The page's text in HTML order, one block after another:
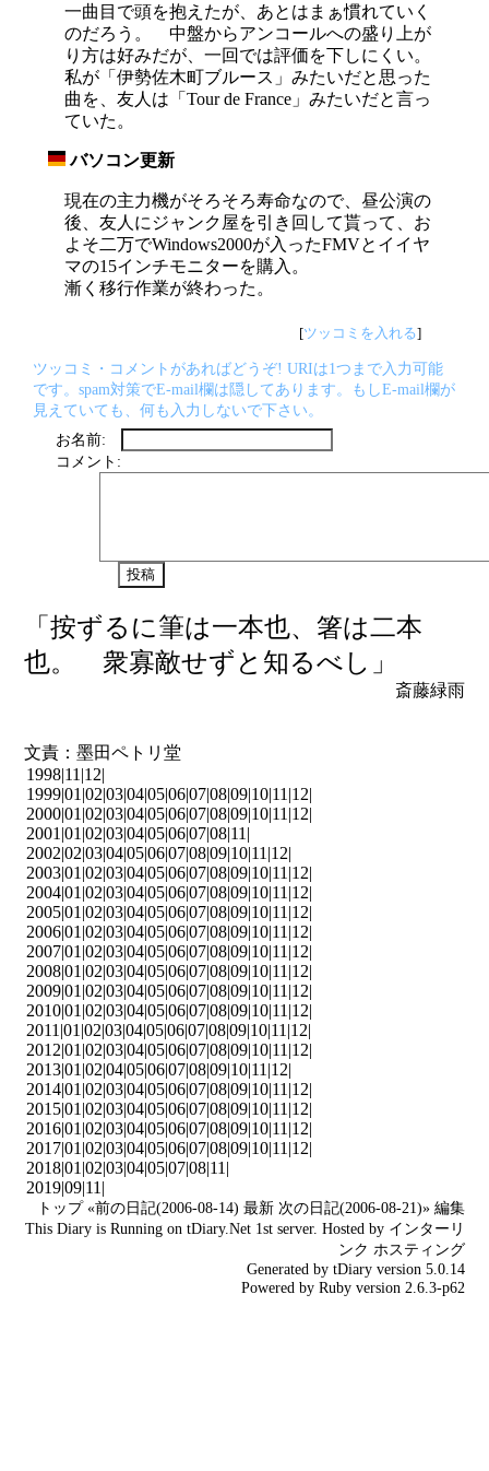
一曲目で頭を抱えたが、あとはまぁ慣れていく
のだろう。 中盤からアンコールへの盛り上が
り方は好みだが、一回では評価を下しにくい。
私が「伊勢佐木町ブルース」みたいだと思った
曲を、友人は「Tour de France」みたいだと言っ
ていた。
バソコン更新
現在の主力機がそろそろ寿命なので、昼公演の
後、友人にジャンク屋を引き回して貰って、お
よそ二万でWindows2000が入ったFMVとイイヤ
マの15インチモニターを購入。
漸く移行作業が終わった。
[ツッコミを入れる]
ツッコミ・コメントがあればどうぞ! URIは1つまで入力可能
です。spam対策でE-mail欄は隠してあります。もしE-mail欄が
見えていても、何も入力しないで下さい。
お名前:
コメント:
「按ずるに筆は一本也、箸は二本
也。 衆寡敵せずと知るべし」
斎藤緑雨
文責：墨田ペトリ堂
1998|11|12|
1999|01|02|03|04|05|06|07|08|09|10|11|12|
2000|01|02|03|04|05|06|07|08|09|10|11|12|
2001|01|02|03|04|05|06|07|08|11|
2002|02|03|04|05|06|07|08|09|10|11|12|
2003|01|02|03|04|05|06|07|08|09|10|11|12|
2004|01|02|03|04|05|06|07|08|09|10|11|12|
2005|01|02|03|04|05|06|07|08|09|10|11|12|
2006|01|02|03|04|05|06|07|08|09|10|11|12|
2007|01|02|03|04|05|06|07|08|09|10|11|12|
2008|01|02|03|04|05|06|07|08|09|10|11|12|
2009|01|02|03|04|05|06|07|08|09|10|11|12|
2010|01|02|03|04|05|06|07|08|09|10|11|12|
2011|01|02|03|04|05|06|07|08|09|10|11|12|
2012|01|02|03|04|05|06|07|08|09|10|11|12|
2013|01|02|04|05|06|07|08|09|10|11|12|
2014|01|02|03|04|05|06|07|08|09|10|11|12|
2015|01|02|03|04|05|06|07|08|09|10|11|12|
2016|01|02|03|04|05|06|07|08|09|10|11|12|
2017|01|02|03|04|05|06|07|08|09|10|11|12|
2018|01|02|03|04|05|07|08|11|
2019|09|11|
トップ «前の日記(2006-08-14) 最新 次の日記(2006-08-21)» 編集
This Diary is Running on tDiary.Net1st server. Hosted by インターリ
ンク ホスティング
Generated by tDiaryversion 5.0.14
Powered by Rubyversion 2.6.3-p62